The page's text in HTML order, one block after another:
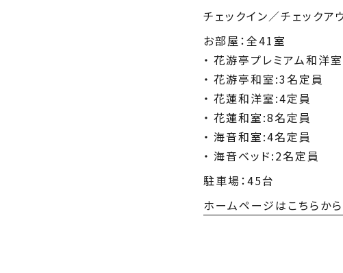
チェックイン／チェック
お部屋：全41室
花游亭プレミアム和洋
花游亭和室:3名定員
花蓮和洋室:4定員
花蓮和室:8名定員
海音和室:4名定員
海音ベッド:2名定員
駐車場：45台
ホームページはこちらから